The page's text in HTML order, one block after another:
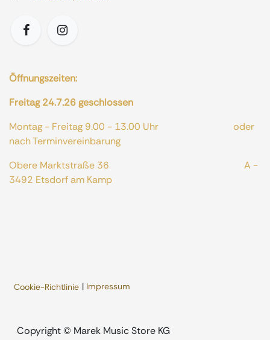
Öffnungszeiten:
Freitag 24.7.26 geschlossen
Montag - Freitag 9.00 - 13.00 Uhr oder
nach Terminvereinbarung
Obere Marktstraße 36 A -
3492 Etsdorf am Kamp
Cookie-Richtlinie | Impressum
​Copyright © Marek Music Store KG